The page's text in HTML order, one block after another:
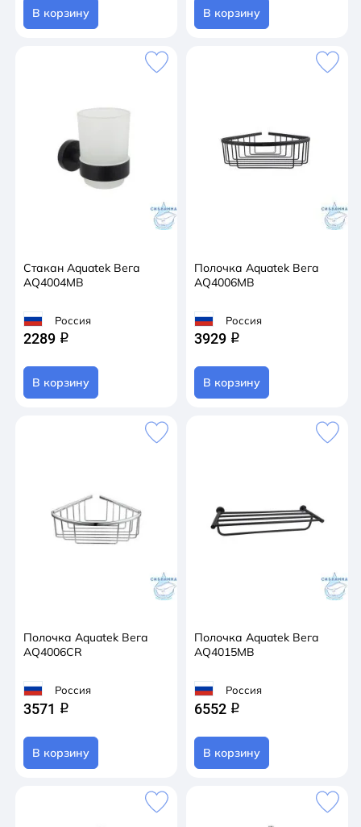
В корзину В корзину
Стакан Aquatek Вега
AQ4004MB
Россия
2289 q
В корзину
Полочка Aquatek Вега
AQ4006MB
Россия
3929 q
В корзину
Полочка Aquatek Вега
AQ4006CR
Россия
3571 q
В корзину
Полочка Aquatek Вега
AQ4015MB
Россия
6552 q
В корзину